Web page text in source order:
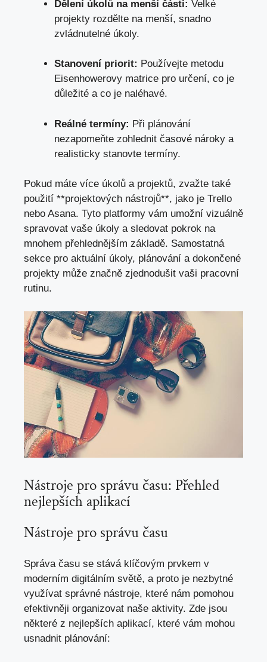
Dělení úkolů na menší části: Velké
projekty rozdělte na menší, snadno
zvládnutelné úkoly.
Stanovení priorit: Používejte metodu
Eisenhowerovy matrice pro určení, co je
důležité a co je naléhavé.
Reálné termíny: Při plánování
nezapomeňte zohlednit časové nároky a
realisticky stanovte termíny.
Pokud máte více úkolů a projektů, zvažte také
použití **projektových nástrojů**, jako je Trello
nebo Asana. Tyto platformy vám umožní vizuálně
spravovat vaše úkoly a sledovat pokrok na
mnohem přehlednějším základě. Samostatná
sekce pro aktuální úkoly, plánování a dokončené
projekty může značně zjednodušit vaši pracovní
rutinu.
Nástroje pro správu času: Přehled
nejlepších aplikací
Nástroje pro správu času
Správa času se stává klíčovým prvkem v
moderním digitálním světě, a proto je nezbytné
využívat správné nástroje, které nám pomohou
efektivněji organizovat naše aktivity. Zde jsou
některé z nejlepších aplikací, které vám mohou
usnadnit plánování: